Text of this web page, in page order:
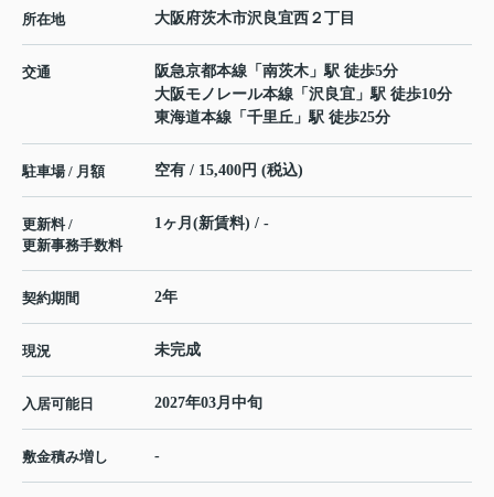
所在地 大阪府茨木市沢良宜西 ２丁目
交通 阪急京都本線 「 南茨木 」駅 徒歩5分
大阪モノレール本線 「 沢良宜 」駅 徒歩10分
東海道本線 「 千里丘 」駅 徒歩25分
駐車場 / 月額 空有 / 15,400円 (税込)
更新料 /
更新事務手数料
1ヶ月(新賃料) / -
契約期間 2年
現況 未完成
入居可能日 2027年03月中旬
敷金積み増し -